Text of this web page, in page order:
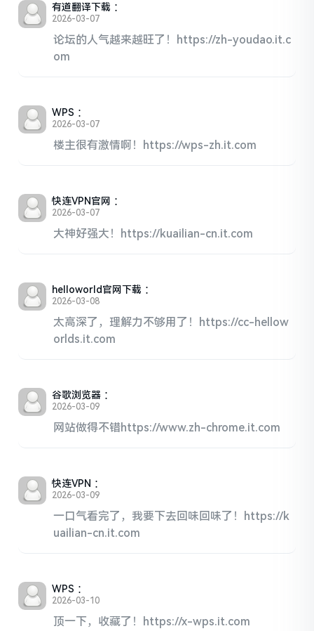
有道翻译下载 ：
2026-03-07
论坛的人气越来越旺了！https://zh-youdao.it.c
om
WPS ：
2026-03-07
楼主很有激情啊！https://wps-zh.it.com
快连VPN官网 ：
2026-03-07
大神好强大！https://kuailian-cn.it.com
helloworld官网下载 ：
2026-03-08
太高深了，理解力不够用了！https://cc-hellow
orlds.it.com
谷歌浏览器 ：
2026-03-09
网站做得不错https://www.zh-chrome.it.com
快连VPN ：
2026-03-09
一口气看完了，我要下去回味回味了！https://k
uailian-cn.it.com
WPS ：
2026-03-10
顶一下，收藏了！https://x-wps.it.com